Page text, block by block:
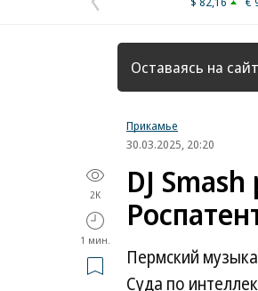
Предыдущая
страница
Оставаясь на
Прикамье
30.03.2025, 20:20
2K
1 мин.
DJ
Пермский
Суда по